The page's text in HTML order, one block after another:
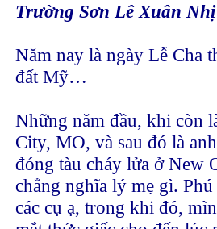
Trường Sơn Lê Xuân Nhị
Năm nay là ngày Lễ Cha
đất Mỹ…
Những năm đầu, khi còn
City, MO, và sau đó là
đóng tàu cháy lửa ở New
chẳng nghĩa lý mẹ gì.
các cụ ạ, trong khi đó,